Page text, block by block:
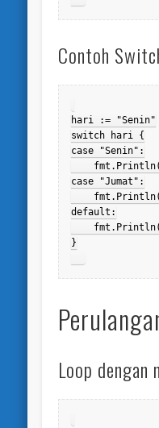
Contoh
hari := "Senin"
switch hari {
case "Senin":
case "Jumat":
default:
}
Loop dengan